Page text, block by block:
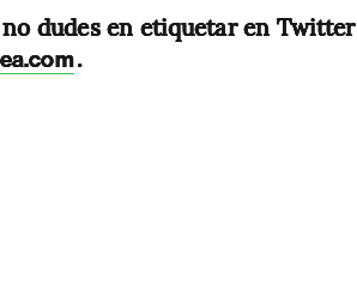
no dudes en etiquetar en Twitter
.